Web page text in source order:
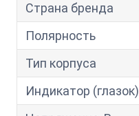
Страна бренда
Полярность
Тип корпуса
Индикатор (глазок)